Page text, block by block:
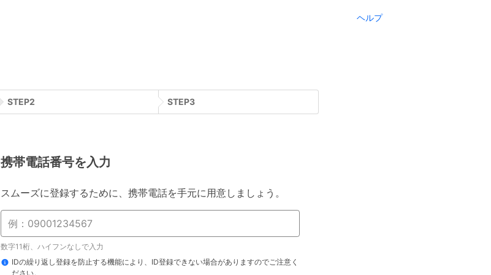
ヘルプ
STEP2 STEP3
携帯電話番号を入力
スムーズに登録するために、携帯電話を手元に用意しましょう。
数字11桁、ハイフンなしで入力
IDの繰り返し登録を防止する機能により、ID登録できない場合がありますのでご注意く
ださい。